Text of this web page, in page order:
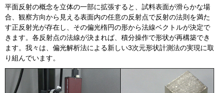
平面反射の概念を立体の一部に拡張すると、試料表面が滑らかな場
合、観察方向から見える表面内の任意の反射点で反射の法則を満た
す正反射光が存在し、その偏光楕円の形から法線ベクトルが決定で
きます。各反射点の法線が決まれば、積分操作で形状が再構築でき
ます。我々は、偏光解析法による新しい3次元形状計測法の実現に取
り組んでいます。